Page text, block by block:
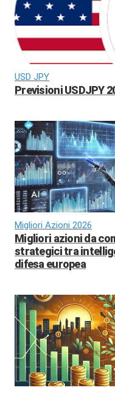
USD JPY
Previsioni USDJPY
Migliori Azioni 2026
Migliori azioni da
strategici tra
difesa europea